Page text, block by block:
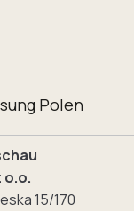
Polen
o.o.
15/170